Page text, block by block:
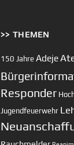
>> THEMEN
150 Jahre Adeje
Responder
Jugendfeuerwehr